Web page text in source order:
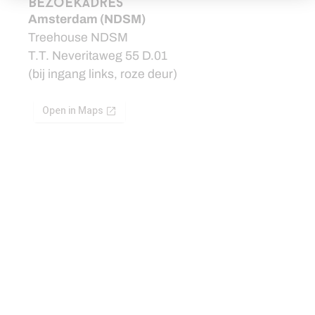
bezoekadres
Amsterdam (NDSM)
Treehouse NDSM
T.T. Neveritaweg 55 D.01
(bij ingang links, roze deur)